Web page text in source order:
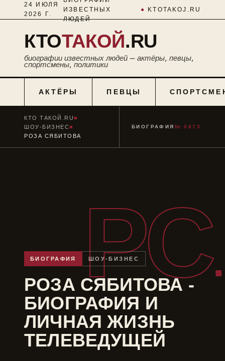
24 ИЮЛЯ
2026 Г.
ИЗВЕСТНЫХ
ЛЮДЕЙ
● KTOTAKOJ.RU
КТОТАКОЙ.RU
биографии известных людей — актёры, певцы,
спортсмены, политики
АКТЁРЫ ПЕВЦЫ
РС
КТО ТАКОЙ.RU■
ШОУ-БИЗНЕС■
РОЗА СЯБИТОВА
БИОГРАФИЯ № 0873
БИОГРАФИЯ ШОУ-БИЗНЕС
РОЗА СЯБИТОВА -
БИОГРАФИЯ И
ЛИЧНАЯ ЖИЗНЬ
ТЕЛЕВЕДУЩЕЙ